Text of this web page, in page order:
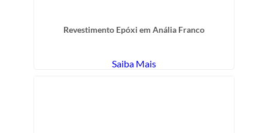
Revestimento Epóxi em Anália Franco
Saiba Mais